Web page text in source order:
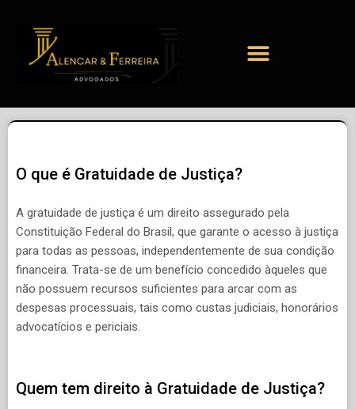
O que é Gratuidade de Justiça?
A gratuidade de justiça é um direito assegurado pela
Constituição Federal do Brasil, que garante o acesso à justiça
para todas as pessoas, independentemente de sua condição
financeira. Trata-se de um benefício concedido àqueles que
não possuem recursos suficientes para arcar com as
despesas processuais, tais como custas judiciais, honorários
advocatícios e periciais.
Quem tem direito à Gratuidade de Justiça?